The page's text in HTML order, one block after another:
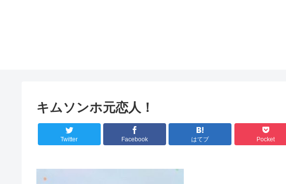
キムソンホ元恋人！
Twitter Facebook はてブ Pocket